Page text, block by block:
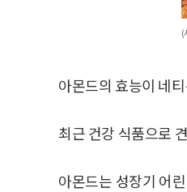
(
아몬드의 효능이 네
최근 건강 식품으로
아몬드는 성장기 어